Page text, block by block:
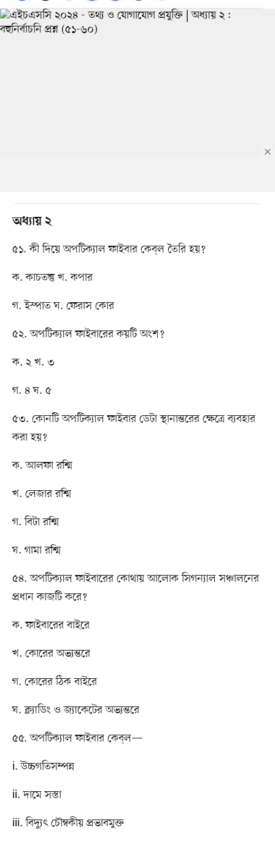
অধ্যায় ২
৫১. কী দিয়ে অপটিক্যাল ফাইবার কেব্​ল তৈরি হয়?
ক. কাচতন্তু খ. কপার
গ. ইস্পাত ঘ. ফেরাস কোর
৫২. অপটিক্যাল ফাইবারের কয়টি অংশ?
ক. ২ খ. ৩
গ. ৪ ঘ. ৫
৫৩. কোনটি অপটিক্যাল ফাইবার ডেটা স্থানান্তরের ক্ষেত্রে ব্যবহার
করা হয়?
ক. আলফা রশ্মি
খ. লেজার রশ্মি
গ. বিটা রশ্মি
ঘ. গামা রশ্মি
৫৪. অপটিক্যাল ফাইবারের কোথায় আলোক সিগন্যাল সঞ্চালনের
প্রধান কাজটি করে?
ক. ফাইবারের বাইরে
খ. কোরের অভ্যন্তরে
গ. কোরের ঠিক বাইরে
ঘ. ক্ল্যাডিং ও জ্যাকেটের অভ্যন্তরে
৫৫. অপটিক্যাল ফাইবার কেব্​ল—
i. উচ্চগতিসম্পন্ন
ii. দামে সস্তা
iii. বিদ্যুৎ চৌম্বকীয় প্রভাবমুক্ত